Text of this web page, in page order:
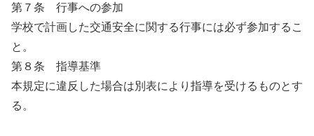
第７条 行事への参加
学校で計画した交通安全に関する行事には必ず参加するこ
と。
第８条 指導基準
本規定に違反した場合は別表により指導を受けるものとす
る。